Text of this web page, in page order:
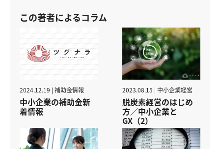
この著者によるコラム
2024.12.19 | 補助金情報
中小企業の補助金新
着情報
2023.08.15 | 中小企業経営
脱炭素経営のはじめ
方／中小企業と
GX（2）